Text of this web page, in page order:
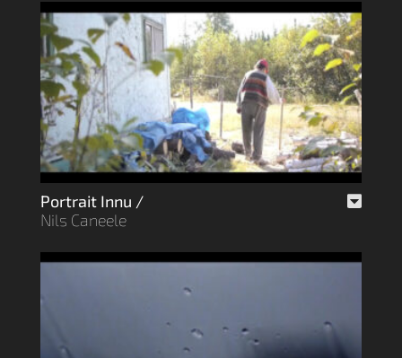
Portrait Innu /
Nils Caneele